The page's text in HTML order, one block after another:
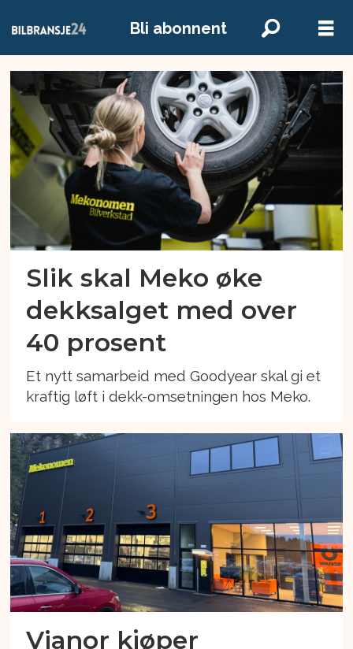
Bli abonnent
Emne:
dekk
Slik skal Meko øke
dekksalget med over
40 prosent
Et nytt samarbeid med Goodyear skal gi et
kraftig løft i dekk-omsetningen hos Meko.
Vianor kjøper